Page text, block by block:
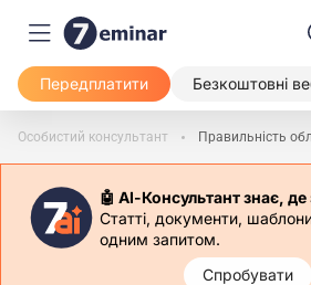
Передплатити Безкоштовні
Особистий консультант
🤖 АІ-Консультант знає, де
Статті, документи,
одним запитом.
Спробувати